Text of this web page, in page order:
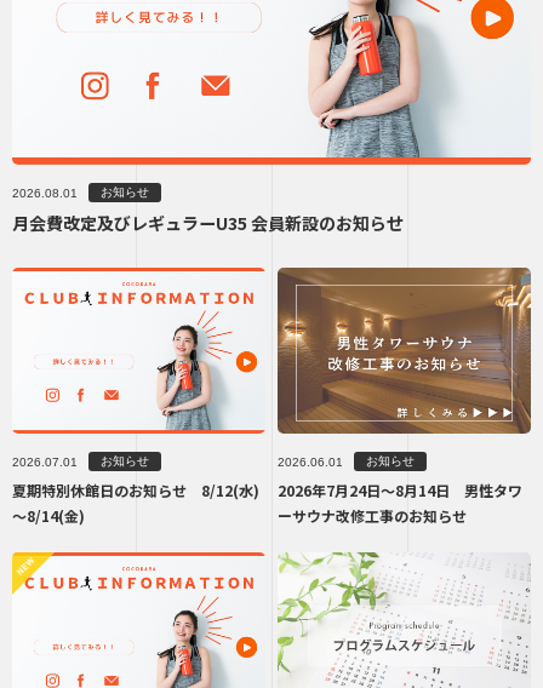
2026.08.01 お知らせ
月会費改定及びレギュラーU35 会員新設のお知らせ
2026.07.01 お知らせ
夏期特別休館日のお知らせ 8/12(水)
～8/14(金)
2026.06.01 お知らせ
2026年7月24日～8月14日 男性タワ
ーサウナ改修工事のお知らせ